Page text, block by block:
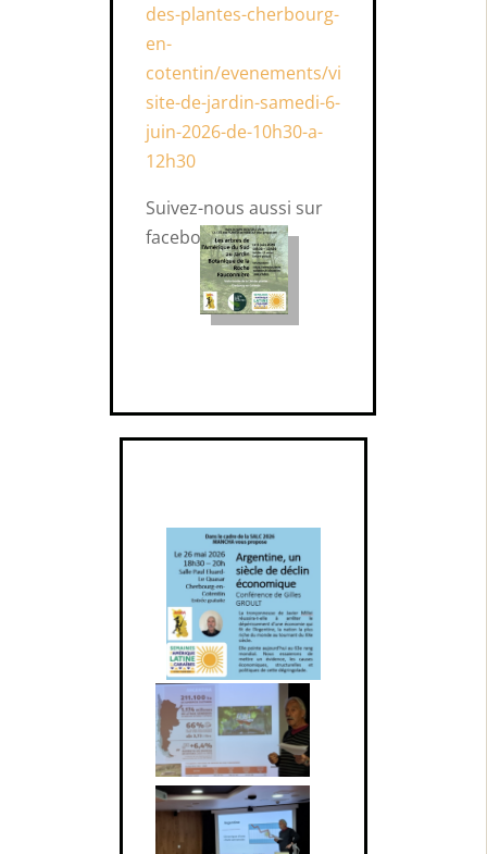
des-plantes-cherbourg-
en-
cotentin/evenements/vi
site-de-jardin-samedi-6-
juin-2026-de-10h30-a-
12h30
Suivez-nous aussi sur
facebook